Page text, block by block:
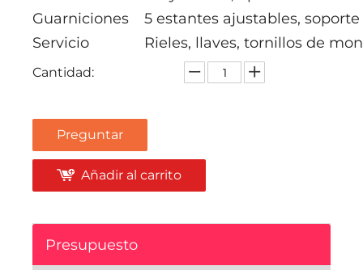
Guarniciones
5 estantes ajustables,
Servicio
Rieles, llaves, tornillos de
Cantidad:
Preguntar
Añadir al carrito
Presupuesto